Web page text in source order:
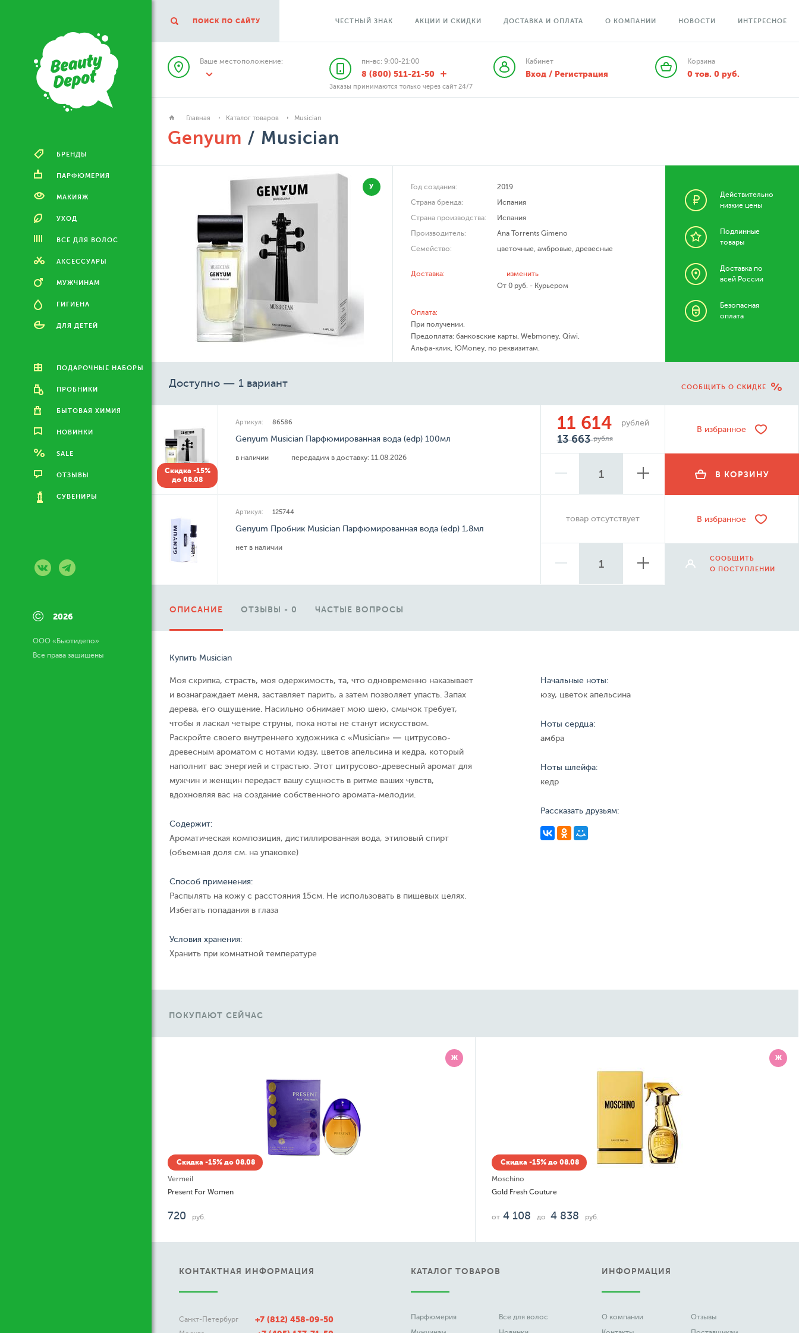
БРЕНДЫ
ПАРФЮМЕРИЯ
МАКИЯЖ
УХОД
ВСЕ ДЛЯ ВОЛОС
АКСЕССУАРЫ
МУЖЧИНАМ
ГИГИЕНА
ДЛЯ ДЕТЕЙ
ПОДАРОЧНЫЕ НАБОРЫ
ПРОБНИКИ
БЫТОВАЯ ХИМИЯ
НОВИНКИ
SALE
ОТЗЫВЫ
СУВЕНИРЫ
© 2026
ООО «Бьютидепо»
Все права защищены
ПОИСК ПО САЙТУ ЧЕСТНЫЙ ЗНАК АКЦИИ И СКИДКИ ДОСТАВКА И ОПЛАТА О КОМПАНИИ НОВОСТИ ИНТЕРЕСНОЕ
Ваше местоположение: пн-вс: 9:00-21:00
8 (800) 511-21-50
Заказы принимаются только через сайт 24/7
Кабинет
Вход / Регистрация
Корзина
0 тов. 0руб.
Главная Каталог товаров Musician
Genyum / Musician
У Год создания:
2019
Страна бренда:
Испания
Страна производства:
Испания
Производитель:
Ana Torrents Gimeno
Семейство:
цветочные, амбровые, древесные
Доставка:
изменить
От 0 руб. - Курьером
Оплата:
При получении.
Предоплата: банковские карты, Webmoney, Qiwi,
Альфа-клик, ЮMoney, по реквизитам.
Действительно
низкие цены
Подлинные
товары
Доставка по
всей России
Безопасная
оплата
Доступно — 1 вариант СООБЩИТЬ О СКИДКЕ
Скидка -15%
до 08.08
Артикул: 86586
Genyum Musician Парфюмированная вода (edp) 100мл
в наличии передадим в доставку: 11.08.2026
11 614 рублей
13 663рубля
В избранное
В КОРЗИНУ
Артикул: 125744
Genyum Пробник Musician Парфюмированная вода (edp) 1,8мл
нет в наличии
товар отсутствует В избранное
СООБЩИТЬ
О ПОСТУПЛЕНИИ
ОПИСАНИЕ ОТЗЫВЫ - 0 ЧАСТЫЕ ВОПРОСЫ
Купить Musician
Моя скрипка, страсть, моя одержимость, та, что одновременно наказывает
и вознаграждает меня, заставляет парить, а затем позволяет упасть. Запах
дерева, его ощущение. Насильно обнимает мою шею, смычок требует,
чтобы я ласкал четыре струны, пока ноты не станут искусством.
Раскройте своего внутреннего художника с «Musician» — цитрусово-
древесным ароматом с нотами юдзу, цветов апельсина и кедра, который
наполнит вас энергией и страстью. Этот цитрусово-древесный аромат для
мужчин и женщин передаст вашу сущность в ритме ваших чувств,
вдохновляя вас на создание собственного аромата-мелодии.
Содержит:
Ароматическая композиция, дистиллированная вода, этиловый спирт
(объемная доля см. на упаковке)
Способ применения:
Распылять на кожу с расстояния 15см. Не использовать в пищевых целях.
Избегать попадания в глаза
Условия хранения:
Хранить при комнатной температуре
Начальные ноты:
юзу, цветок апельсина
Ноты сердца:
амбра
Ноты шлейфа:
кедр
Рассказать друзьям:
ПОКУПАЮТ СЕЙЧАС
Ж
Скидка -15% до 08.08
Vermeil
Present For Women
720 руб.
Ж
Скидка -15% до 08.08
Moschino
Gold Fresh Couture
от 4 108 до 4 838 руб.
КОНТАКТНАЯ ИНФОРМАЦИЯ
Санкт-Петербург +7 (812) 458-09-50
КАТАЛОГ ТОВАРОВ
Парфюмерия
Все для волос
ИНФОРМАЦИЯ
О компании
Отзывы